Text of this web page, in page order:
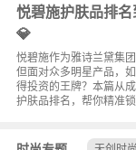
悦碧施护肤品排名
💎
悦碧施作为雅诗兰黛集
但面对众多明星产品，
得投资的王牌？本篇从
护肤品排名，帮你精准